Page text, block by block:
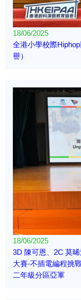
18/06/2025
全港小學校際
譽）
18/06/2025
3D 陳可恩、2C 莫
大賽-不插電編程挑
二年級分區亞軍